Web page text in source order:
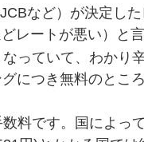
など）が決定した
レートが悪い）と言
っていて、わかり
につき無料のとこ
料です。国によっ